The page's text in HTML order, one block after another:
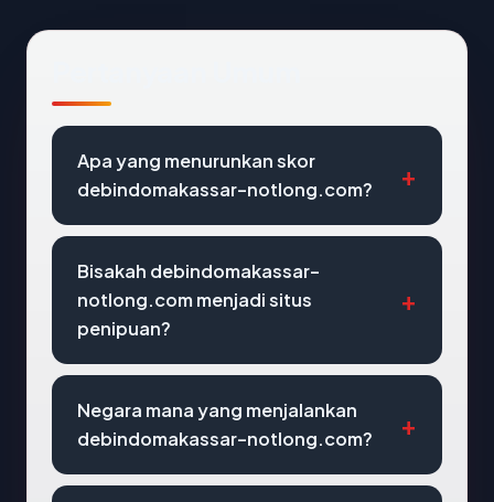
Apa yang menurunkan skor
debindomakassar-notlong.com?
Bisakah debindomakassar-
notlong.com menjadi situs
penipuan?
Negara mana yang menjalankan
debindomakassar-notlong.com?